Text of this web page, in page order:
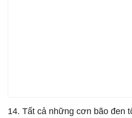
14. Tất cả những cơn bão đen